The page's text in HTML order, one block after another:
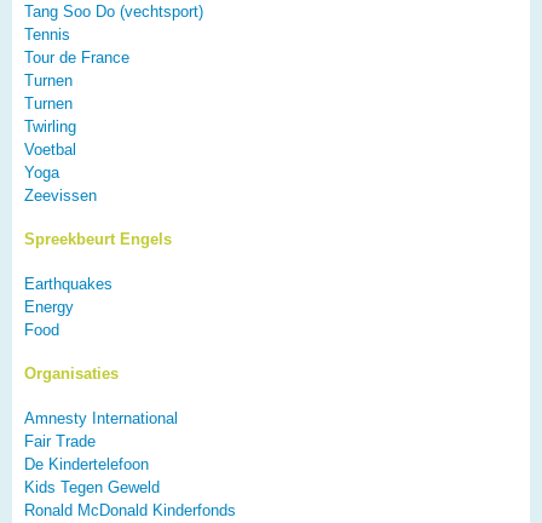
Tang Soo Do (vechtsport)
Tennis
Tour de France
Turnen
Turnen
Twirling
Voetbal
Yoga
Zeevissen
Spreekbeurt Engels
Earthquakes
Energy
Food
Organisaties
Amnesty International
Fair Trade
De Kindertelefoon
Kids Tegen Geweld
Ronald McDonald Kinderfonds